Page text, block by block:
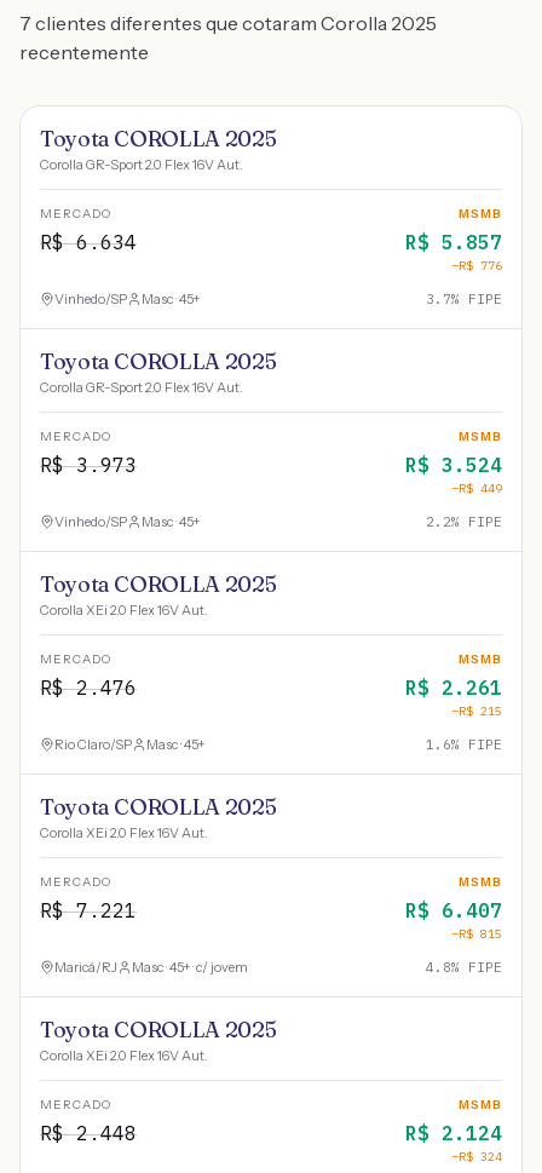
7 clientes diferentes que cotaram Corolla 2025
recentemente
Toyota COROLLA 2025
Corolla GR-Sport 2.0 Flex 16V Aut.
MERCADO
R$6.634
MSMB
R$ 5.857
−R$ 776
Vinhedo/SP Masc · 45+ 3.7% FIPE
Toyota COROLLA 2025
Corolla GR-Sport 2.0 Flex 16V Aut.
MERCADO
R$3.973
MSMB
R$ 3.524
−R$ 449
Vinhedo/SP Masc · 45+ 2.2% FIPE
Toyota COROLLA 2025
Corolla XEi 2.0 Flex 16V Aut.
MERCADO
R$2.476
MSMB
R$ 2.261
−R$ 215
Rio Claro/SP Masc · 45+ 1.6% FIPE
Toyota COROLLA 2025
Corolla XEi 2.0 Flex 16V Aut.
MERCADO
R$7.221
MSMB
R$ 6.407
−R$ 815
Maricá/RJ Masc · 45+ · c/ jovem 4.8% FIPE
Toyota COROLLA 2025
Corolla XEi 2.0 Flex 16V Aut.
MERCADO
R$2.448
MSMB
R$ 2.124
−R$ 324